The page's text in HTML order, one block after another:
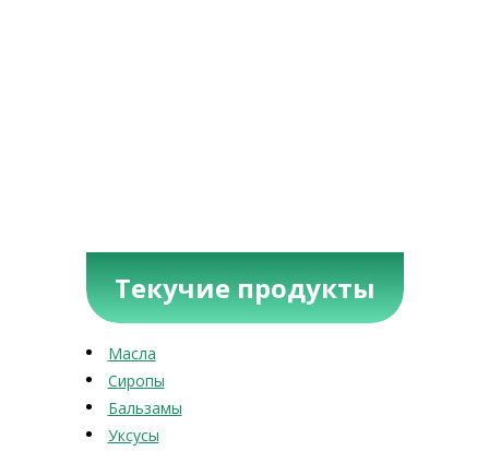
Текучие продукты
Масла
Сиропы
Бальзамы
Уксусы